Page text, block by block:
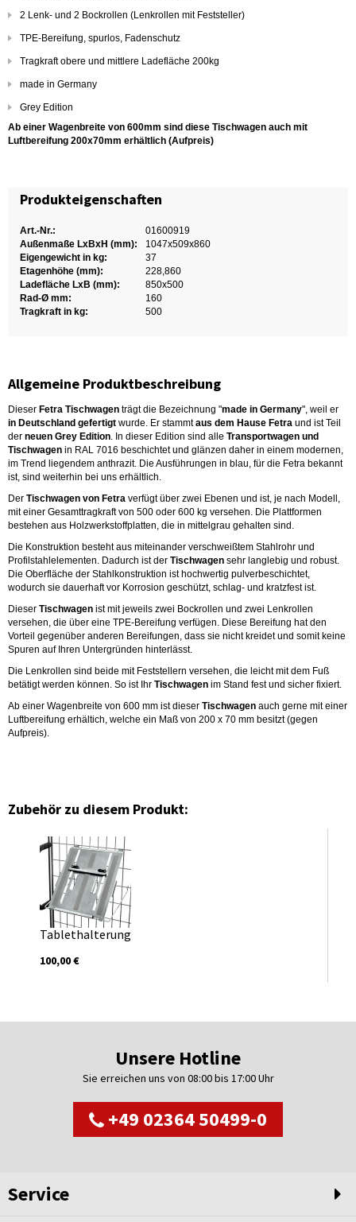
2 Lenk- und 2 Bockrollen (Lenkrollen mit Feststeller)
TPE-Bereifung, spurlos, Fadenschutz
Tragkraft obere und mittlere Ladefläche 200kg
made in Germany
Grey Edition
Ab einer Wagenbreite von 600mm sind diese Tischwagen auch mit
Luftbereifung 200x70mm erhältlich (Aufpreis)
Produkteigenschaften
Art.-Nr.:
01600919
Außenmaße LxBxH (mm):
1047x509x860
Eigengewicht in kg:
37
Etagenhöhe (mm):
228,860
Ladefläche LxB (mm):
850x500
Rad-Ø mm:
160
Tragkraft in kg:
500
Allgemeine Produktbeschreibung
Dieser Fetra Tischwagen trägt die Bezeichnung "made in Germany", weil er
in Deutschland gefertigt wurde. Er stammtaus dem Hause Fetra und ist Teil
der neuen Grey Edition. In dieser Edition sind alle Transportwagen und
Tischwagen in RAL 7016 beschichtet und glänzen daher in einem modernen,
im Trend liegendem anthrazit. Die Ausführungen in blau, für die Fetra bekannt
ist, sind weiterhin bei uns erhältlich.
Der Tischwagen von Fetra verfügt über zwei Ebenen und ist, je nach Modell,
mit einer Gesamttragkraft von 500 oder 600 kg versehen. Die Plattformen
bestehen aus Holzwerkstoffplatten, die in mittelgrau gehalten sind.
Die Konstruktion besteht aus miteinander verschweißtem Stahlrohr und
Profilstahlelementen. Dadurch ist der Tischwagen sehr langlebig und robust.
Die Oberfläche der Stahlkonstruktion ist hochwertig pulverbeschichtet,
wodurch sie dauerhaft vor Korrosion geschützt, schlag- und kratzfest ist.
Dieser Tischwagen ist mit jeweils zwei Bockrollen und zwei Lenkrollen
versehen, die über eine TPE-Bereifung verfügen. Diese Bereifung hat den
Vorteil gegenüber anderen Bereifungen, dass sie nicht kreidet und somit keine
Spuren auf Ihren Untergründen hinterlässt.
Die Lenkrollen sind beide mit Feststellern versehen, die leicht mit dem Fuß
betätigt werden können. So ist Ihr Tischwagen im Stand fest und sicher fixiert.
Ab einer Wagenbreite von 600 mm ist dieser Tischwagen auch gerne mit einer
Luftbereifung erhältich, welche ein Maß von 200 x 70 mm besitzt (gegen
Aufpreis).
Zubehör zu diesem Produkt:
Tablethalterung
100,00 €
Unsere Hotline
Sie erreichen uns von 08:00 bis 17:00 Uhr
+49 02364 50499-0
Service